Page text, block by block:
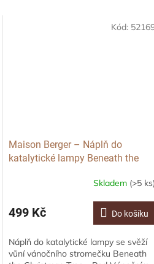
Maison Berger – Náplň do
katalytické lampy Beneath the
Skladem (>5 ks)
499 Kč Do košíku
Náplň do katalytické lampy se svěží
vůní vánočního stromečku Beneath
Kód: